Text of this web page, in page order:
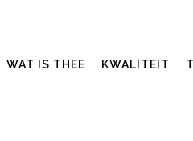
WAT IS THEE KWALITEIT